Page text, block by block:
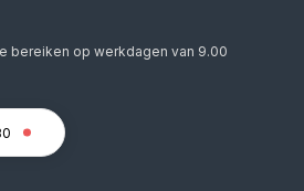
bereiken op werkdagen van 9.00